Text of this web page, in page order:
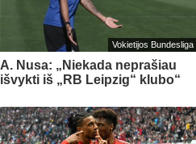
Vokietijos Bundesliga
A. Nusa: „Niekada neprašiau
išvykti iš „RB Leipzig“ klubo“